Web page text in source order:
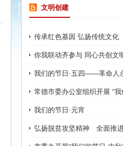
文明创建
传承红色基因 弘扬传统文化
你我联动齐参与 同心共创文
我们的节日·五四——革命人
常德市委办公室组织开展 “
我们的节日·元宵
弘扬脱贫攻坚精神 全面推